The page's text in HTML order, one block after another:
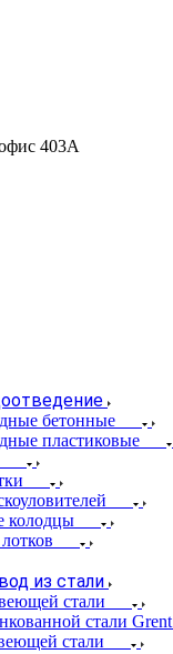
403А
бетонные
пластиковые
колодцы
из стали
стали
стали Grent
стали